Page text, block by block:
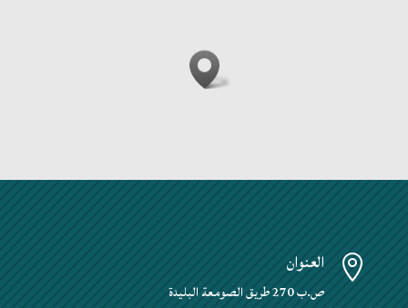
 العنوان
ص.ب 270 طريق الصومعة البليدة